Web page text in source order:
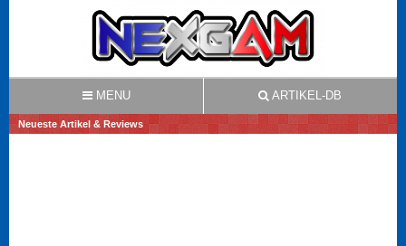
MENU ARTIKEL-DB
Neueste Artikel & Reviews